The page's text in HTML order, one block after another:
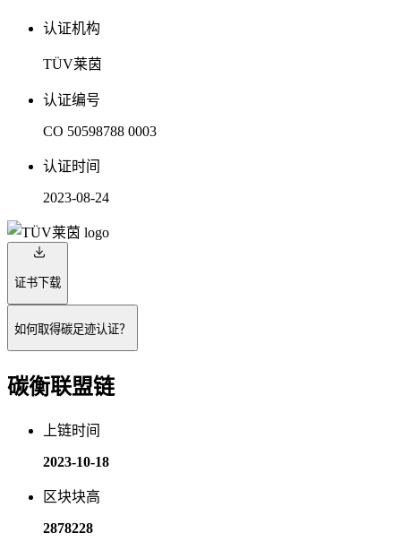
认证机构
TÜV莱茵
认证编号
CO 50598788 0003
认证时间
2023-08-24
证书下载
如何取得碳足迹认证？
碳衡联盟链
上链时间
2023-10-18
区块块高
2878228